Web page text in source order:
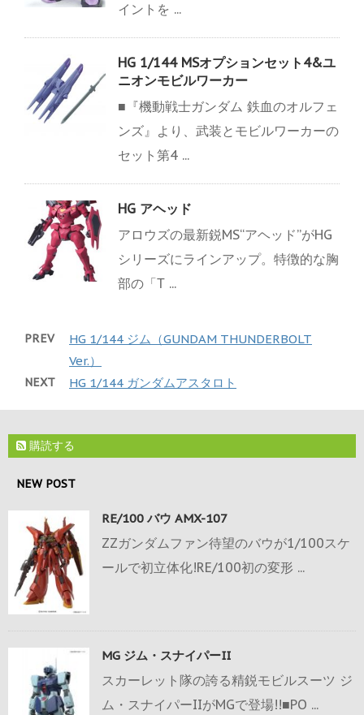
イントを ...
HG 1/144 MSオプションセット4&ユ
ニオンモビルワーカー
■『機動戦士ガンダム 鉄血のオルフェ
ンズ』より、武装とモビルワーカーの
セット第4 ...
HG アヘッド
アロウズの最新鋭MS“アヘッド”がHG
シリーズにラインアップ。特徴的な胸
部の「Τ ...
PREV
HG 1/144 ジム（GUNDAM THUNDERBOLT
Ver.）
NEXT HG 1/144 ガンダムアスタロト
購読する
NEW POST
RE/100 バウ AMX-107
ZZガンダムファン待望のバウが1/100スケ
ールで初立体化!RE/100初の変形 ...
MG ジム・スナイパーII
スカーレット隊の誇る精鋭モビルスーツ ジ
ム・スナイパーIIがMGで登場!!■PO ...